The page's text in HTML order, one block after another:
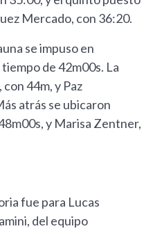
Mercado, con 36:20.
se impuso en
de 42m00s. La
44m, y Paz
atrás se ubicaron
y Marisa Zentner,
fue para Lucas
del equipo